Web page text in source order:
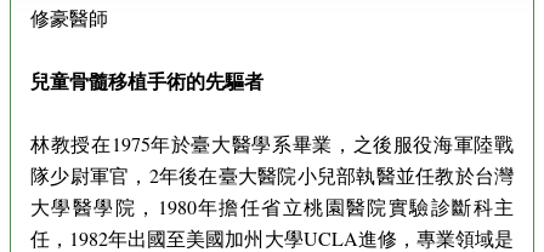
修豪醫師
兒童骨髓移植手術的先驅者
林教授在1975年於臺大醫學系畢業，之後服役海軍陸戰
隊少尉軍官，2年後在臺大醫院小兒部執醫並任教於台灣
大學醫學院，1980年擔任省立桃園醫院實驗診斷科主
任，1982年出國至美國加州大學UCLA進修，專業領域是